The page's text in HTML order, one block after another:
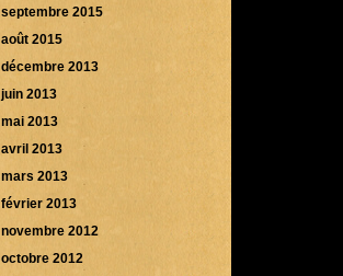
septembre 2015
août 2015
décembre 2013
juin 2013
mai 2013
avril 2013
mars 2013
février 2013
novembre 2012
octobre 2012